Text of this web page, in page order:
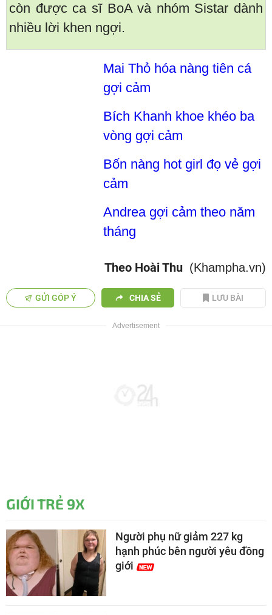
còn được ca sĩ BoA và nhóm Sistar dành
nhiều lời khen ngợi.
Mai Thỏ hóa nàng tiên cá
gợi cảm
Bích Khanh khoe khéo ba
vòng gợi cảm
Bốn nàng hot girl đọ vẻ gợi
cảm
Andrea gợi cảm theo năm
tháng
Theo Hoài Thu (Khampha.vn)
GỬI GÓP Ý CHIA SẺ LƯU BÀI
GIỚI TRẺ 9X
Người phụ nữ giảm 227 kg
hạnh phúc bên người yêu đồng
giới